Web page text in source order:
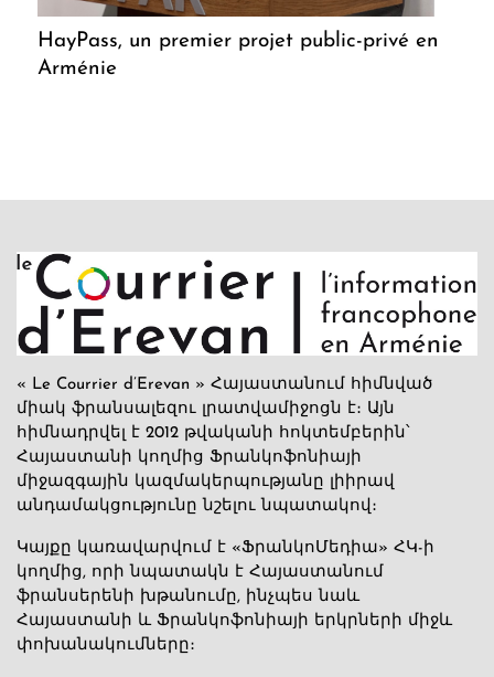
HayPass, un premier projet public-privé en
Arménie
« Le Courrier d’Erevan » Հայաստանում հիմնված
միակ ֆրանսալեզու լրատվամիջոցն է։ Այն
հիմնադրվել է 2012 թվականի հոկտեմբերին՝
Հայաստանի կողմից Ֆրանկոֆոնիայի
միջազգային կազմակերպությանը լիիրավ
անդամակցությունը նշելու նպատակով։
Կայքը կառավարվում է «ՖրանկոՄեդիա» ՀԿ-ի
կողմից, որի նպատակն է Հայաստանում
ֆրանսերենի խթանումը, ինչպես նաև
Հայաստանի և Ֆրանկոֆոնիայի երկրների միջև
փոխանակումները։